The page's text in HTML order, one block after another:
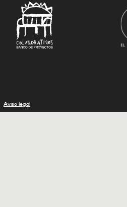
Aviso legal